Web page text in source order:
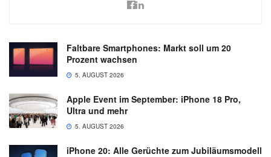
Faltbare Smartphones: Markt soll um 20
Prozent wachsen
5. AUGUST 2026
Apple Event im September: iPhone 18 Pro,
Ultra und mehr
5. AUGUST 2026
iPhone 20: Alle Gerüchte zum Jubiläumsmodell